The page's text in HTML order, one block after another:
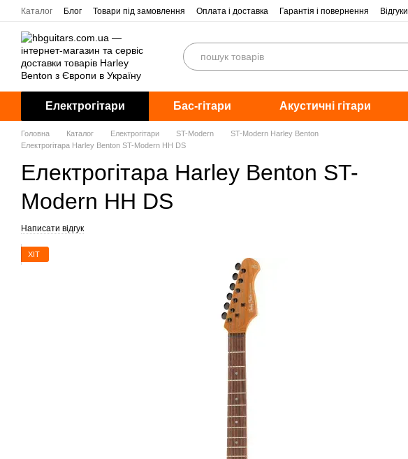
Перейти до основного контенту
Каталог Блог Товари під замовлення Оплата і доставка Гарантія і повернення Відгуки
Електрогітари Бас-гітари Акустичні гітари
Головна Каталог Електрогітари ST-Modern
ST-Modern Harley Benton
Електрогітара Harley Benton ST-Modern HH DS
Електрогітара Harley Benton ST-
Modern HH DS
Написати відгук
ХІТ